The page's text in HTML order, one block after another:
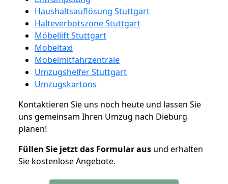
Haushaltsauflösung Stuttgart
Halteverbotszone Stuttgart
Möbellift Stuttgart
Möbeltaxi
Möbelmitfahrzentrale
Umzugshelfer Stuttgart
Umzugskartons
Kontaktieren Sie uns noch heute und lassen Sie
uns gemeinsam Ihren Umzug nach Dieburg
planen!
Füllen Sie jetzt das Formular aus und erhalten
Sie kostenlose Angebote.